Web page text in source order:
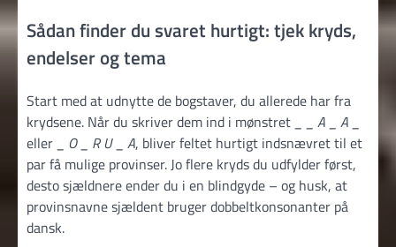
Sådan finder du svaret hurtigt: tjek kryds,
endelser og tema
Start med at udnytte de bogstaver, du allerede har fra
krydsene. Når du skriver dem ind i mønstret
_ _ A _ A _
eller
_ O _ R U _ A, bliver feltet hurtigt indsnævret til et
par få mulige provinser. Jo flere kryds du udfylder først,
desto sjældnere ender du i en blindgyde – og husk, at
provins­navne sjældent bruger dobbelt­konsonanter på
dansk.